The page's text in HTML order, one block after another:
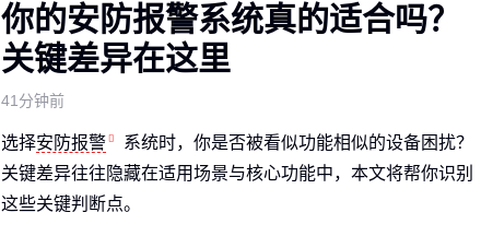
你的安防报警系统真的适合吗？
关键差异在这里
41分钟前
选择安防报警
系统时，你是否被看似功能相似的设备困扰？
关键差异往往隐藏在适用场景与核心功能中，本文将帮你识别
这些关键判断点。